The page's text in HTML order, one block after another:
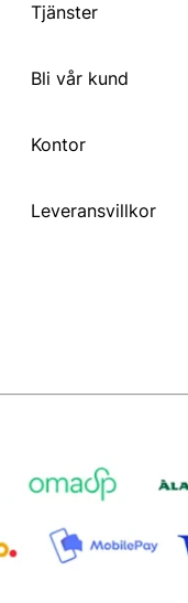
Tjänster
Bli vår kund
Kontor
Leveransvillkor